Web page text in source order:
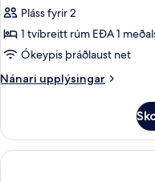
Pláss fyrir 2
1 tvíbreitt rúm EÐA 1
Ókeypis þráðlaust net
Nánari upplýsingar
Nánari